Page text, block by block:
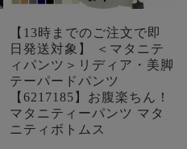
【13時までのご注文で即
日発送対象】 ＜マタニテ
ィパンツ＞リディア・美脚
テーパードパンツ
【6217185】お腹楽ちん！
マタニティーパンツ マタ
ニティボトムス